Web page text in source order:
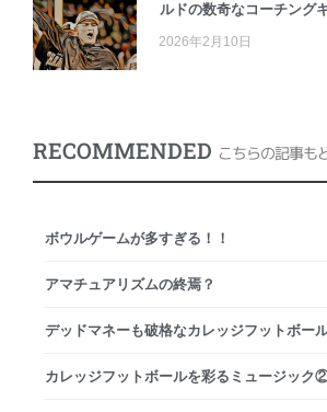
ルドの数奇なコーチング
2026年2月10日
RECOMMENDED こちらの記事も
ボウルゲームが多すぎる！！
アマチュアリズムの終焉？
デッドマネーも破格なカレッジフットボー
カレッジフットボールを彩るミュージック